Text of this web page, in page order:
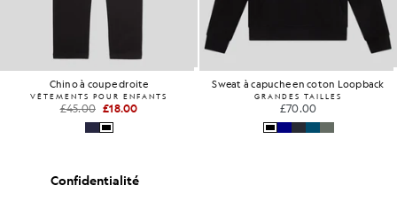
Chino à coupe droite
VÊTEMENTS POUR ENFANTS
£45.00 £18.00
Sweat à capuche en coton Loopback
GRANDES TAILLES
£70.00
Confidentialité